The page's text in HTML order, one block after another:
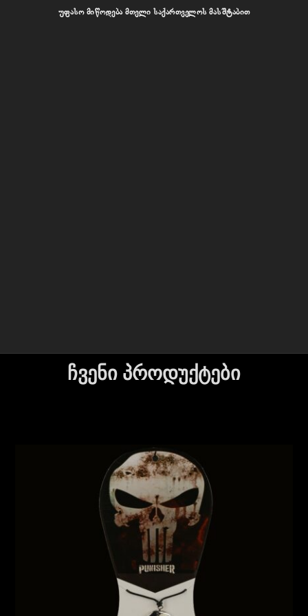
უფასო მიწოდება მთელი საქართველოს მასშტაბით
ჩვენი პროდუქტები